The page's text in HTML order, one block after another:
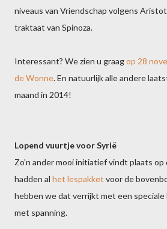
niveaus van Vriendschap volgens
traktaat van Spinoza.
Interessant? We zien u graagop 28
de Wonne. En natuurlijk alle andere
maand in 2014!
Lopend vuurtje voor Syrië
Zo'n ander mooi initiatief vindt plaats op
hadden al het lespakket voor de
hebben we dat verrijkt met een speciale
met spanning.